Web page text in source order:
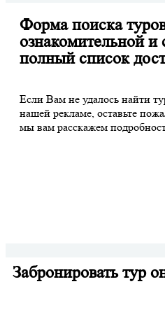
Форма поиска
ознакомительной и
полный список
Если Вам не удалось найти
нашей рекламе, оставьте
мы вам расскажем
Забронировать тур